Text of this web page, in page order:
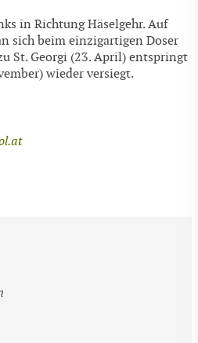
in Richtung Häselgehr. Auf
sich beim einzigartigen Doser
St. Georgi (23. April) entspringt
wieder versiegt.